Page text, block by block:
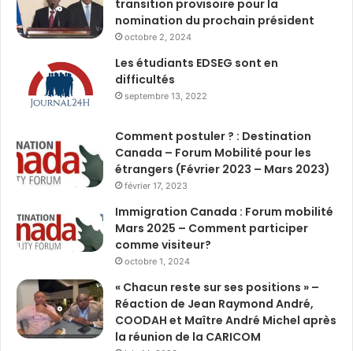
transition provisoire pour la
nomination du prochain président
octobre 2, 2024
Les étudiants EDSEG sont en
difficultés
septembre 13, 2022
Comment postuler ? : Destination
Canada – Forum Mobilité pour les
étrangers (Février 2023 – Mars 2023)
février 17, 2023
Immigration Canada : Forum mobilité
Mars 2025 – Comment participer
comme visiteur?
octobre 1, 2024
« Chacun reste sur ses positions » –
Réaction de Jean Raymond André,
COODAH et Maître André Michel après
la réunion de la CARICOM